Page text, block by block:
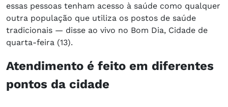
essas pessoas tenham acesso à saúde como qualquer
outra população que utiliza os postos de saúde
tradicionais — disse ao vivo no Bom Dia, Cidade de
quarta-feira (13).
Atendimento é feito em diferentes
pontos da cidade